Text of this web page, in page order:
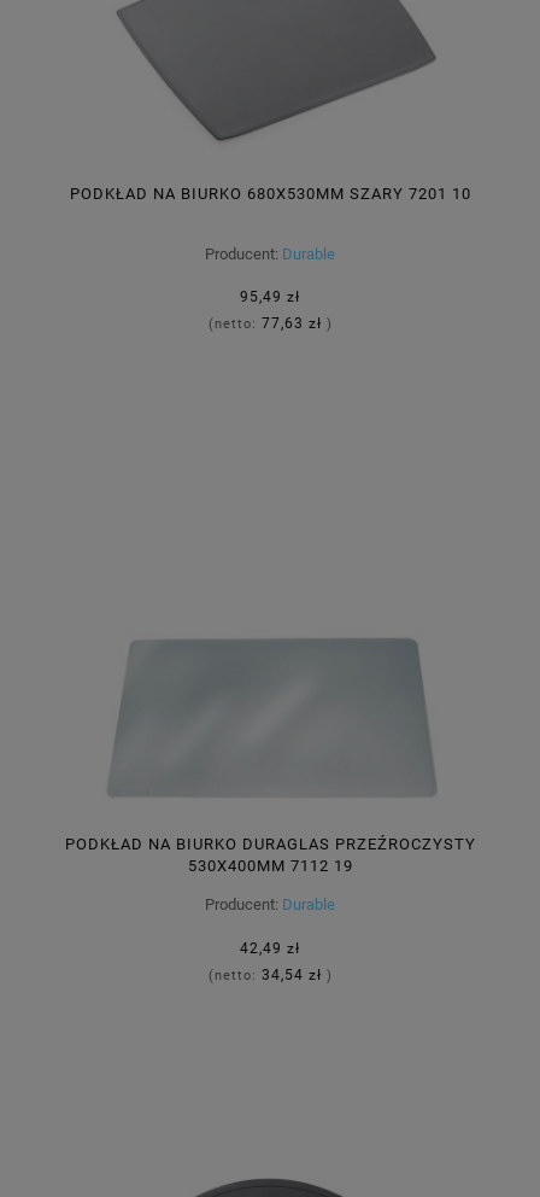
PODKŁAD NA BIURKO 680X530MM SZARY 7201 10
Producent: Durable
95,49 zł
(netto: 77,63 zł )
PODKŁAD NA BIURKO DURAGLAS PRZEŹROCZYSTY
530X400MM 7112 19
Producent: Durable
42,49 zł
(netto: 34,54 zł )